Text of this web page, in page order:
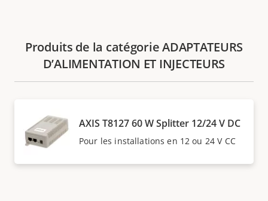
Produits de la catégorie ADAPTATEURS
D’ALIMENTATION ET INJECTEURS
AXIS T8127 60 W Splitter 12/24 V DC
Pour les installations en 12 ou 24 V CC